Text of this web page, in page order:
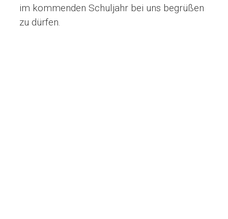
im kommenden Schuljahr bei uns begrüßen
zu dürfen.